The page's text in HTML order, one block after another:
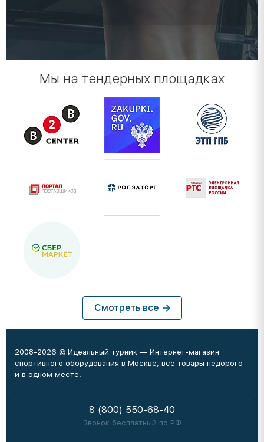
Мы на тендерных площадках
Смотреть все
2008-2026 © Идеальный турник — Интернет-магазин
спортивного оборудования в Москве, все товары недорого
и в одном месте.
8 (800) 550-68-40
Звонок бесплатный по РФ